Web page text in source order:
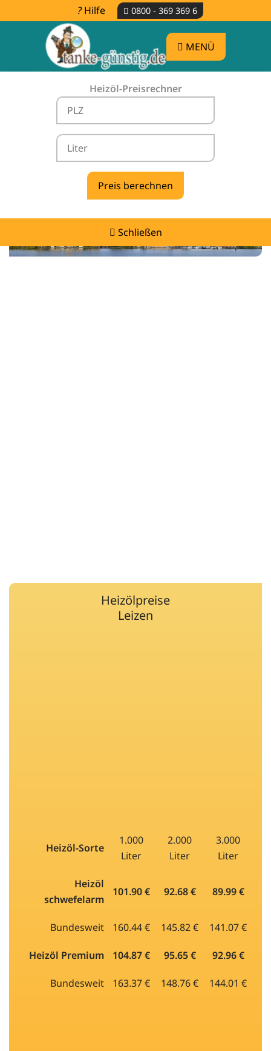
Hilfe 0800 - 369 369 6
MENÜ
Heizöl-Preisrechner
Schließen
Heizölpreise Leizen -
vergleichen & günstig tanken
Heizölpreise
Leizen
Heizöl-Sorte
1.000
Liter
2.000
Liter
3.000
Liter
Heizöl
schwefelarm
101.90 € 92.68 € 89.99 €
Bundesweit 160.44 € 145.82 € 141.07 €
Heizöl Premium 104.87 € 95.65 € 92.96 €
Bundesweit 163.37 € 148.76 € 144.01 €